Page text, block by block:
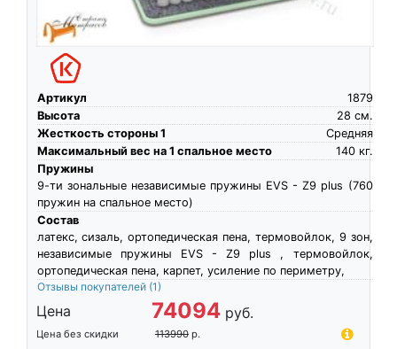
Артикул
1879
Высота
см.
28
Жесткость стороны 1
Средняя
Максимальный вес на 1 спальное место
кг.
140
Пружины
9-ти зональные независимые пружины EVS - Z9 plus (760
пружин на спальное место)
Состав
латекс, сизаль, ортопедическая пена, термовойлок, 9 зон,
независимые пружины EVS - Z9 plus , термовойлок,
ортопедическая пена, карпет, усиление по периметру,
Отзывы покупателей (1)
Цена 74094 руб.
Цена без скидки 113990 р.